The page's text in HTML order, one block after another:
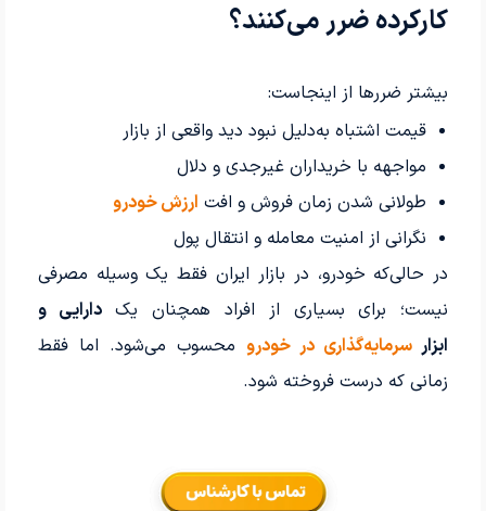
کارکرده ضرر می‌کنند؟
بیشتر ضررها از اینجاست:
قیمت اشتباه به‌دلیل نبود دید واقعی از بازار
مواجهه با خریداران غیرجدی و دلال
طولانی شدن زمان فروش و افت ارزش خودرو
نگرانی از امنیت معامله و انتقال پول
در حالی‌که خودرو، در بازار ایران فقط یک وسیله مصرفی
نیست؛ برای بسیاری از افراد همچنان یکدارایی و
ابزار سرمایه‌گذاری در خودرومحسوب می‌شود. اما فقط
زمانی که درست فروخته شود.